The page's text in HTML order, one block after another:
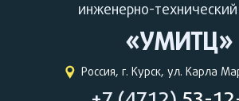
инженерно-
«УМИТЦ»
Россия, г. Курск, ул. Карла